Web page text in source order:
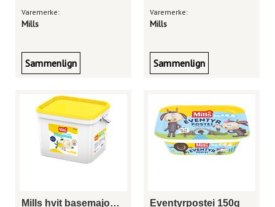
Varemerke:
Mills
Sammenlign
Varemerke:
Mills
Sammenlign
Mills hvit basemajones 9,5 kg Eventyrpostei 150g